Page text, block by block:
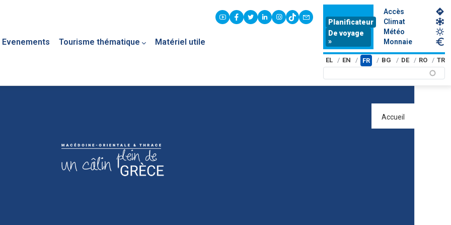
Evenements Tourisme thématique Matériel utile
youtubefacebook
twitterlinkedininstagram
tiktokcontact
Planificateur
De voyage
»
Accès
Climat
Météo
Monnaie
EL EN FR BG DE RO TR
Accueil